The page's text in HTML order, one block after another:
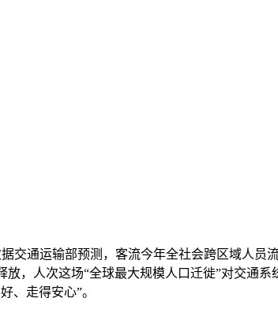
据交通运输部预测，客流今年全社会跨区域人员
，人次这场“全球最大规模人口迁徙”对交通系
、走得安心”。